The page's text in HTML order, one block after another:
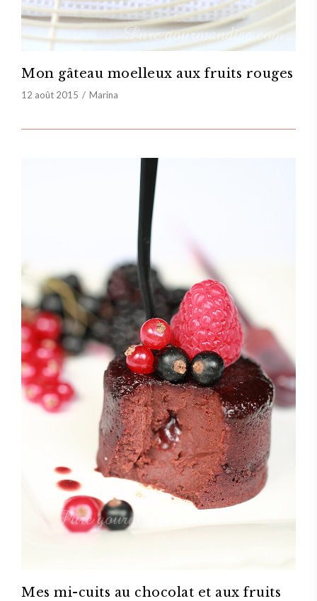
Mon gâteau moelleux aux fruits rouges
12 août 2015 Marina
Mes mi-cuits au chocolat et aux fruits